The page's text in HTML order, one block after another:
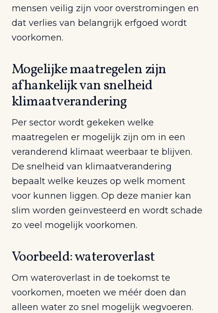
mensen veilig zijn voor overstromingen en
dat verlies van belangrijk erfgoed wordt
voorkomen.
Mogelijke maatregelen zijn
afhankelijk van snelheid
klimaatverandering
Per sector wordt gekeken welke
maatregelen er mogelijk zijn om in een
veranderend klimaat weerbaar te blijven.
De snelheid van klimaatverandering
bepaalt welke keuzes op welk moment
voor kunnen liggen. Op deze manier kan
slim worden geïnvesteerd en wordt schade
zo veel mogelijk voorkomen.
Voorbeeld: wateroverlast
Om wateroverlast in de toekomst te
voorkomen, moeten we méér doen dan
alleen water zo snel mogelijk wegvoeren.